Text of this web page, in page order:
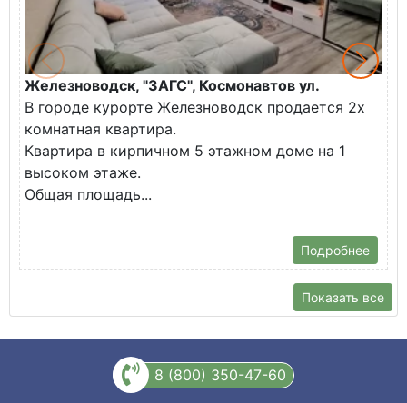
Железноводск, "ЗАГС", Космонавтов ул.
В городе курорте Железноводск продается 2х
комнатная квартира.
Квартира в кирпичном 5 этажном доме на 1
высоком этаже.
Общая площадь...
Подробнее
Показать все
8 (800) 350-47-60